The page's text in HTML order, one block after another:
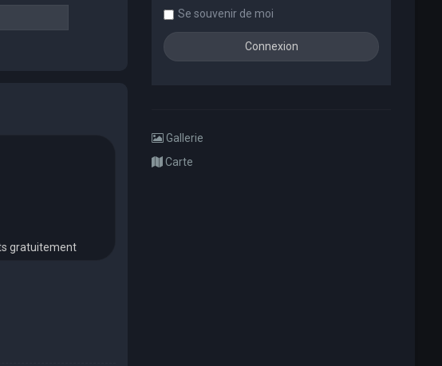
Se souvenir de moi
Gallerie
Carte